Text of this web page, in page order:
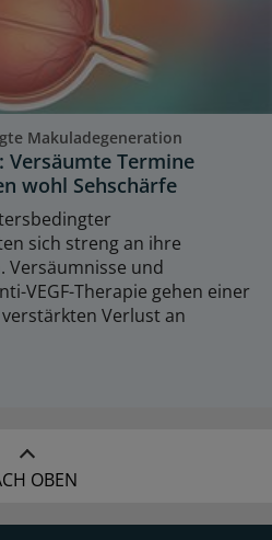
Makuladegeneration
Versäumte Termine
wohl Sehschärfe
sich streng an ihre
Versäumnisse und
VEGF-Therapie gehen einer
Verlust an
OBEN